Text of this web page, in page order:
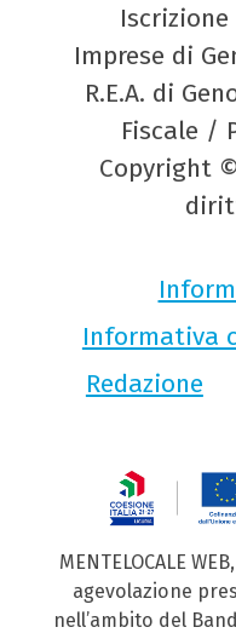
Imprese di
R.E.A. di
Fiscale /
Copyright
Informativa
Redazione
MENTELOCALE
agevolazione
nell’ambito del